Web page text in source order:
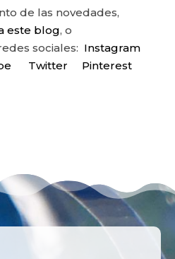
de las novedades,
este blog, o
sociales: Instagram
Twitter Pinterest